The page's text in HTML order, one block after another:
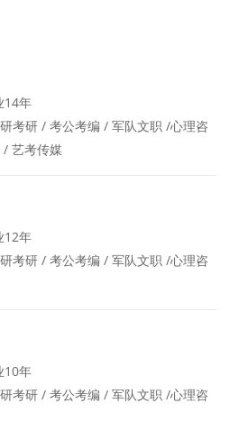
14年
考研 / 考公考编 / 军队文职 /心理咨
艺考传媒
12年
考研 / 考公考编 / 军队文职 /心理咨
10年
考研 / 考公考编 / 军队文职 /心理咨